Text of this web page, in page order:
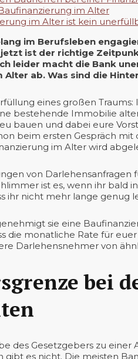
im Alter
im Alter ist kein
im Berufsleben
jetzt ist der richtige
leider macht die Bank
Alter ab. Was sind die
eines großen
bestehende Immobilie
bauen und dabei eure
beim ersten Gespräch
im Alter wird
von Darlehensanfragen
ist es, wenn ihr bald
ihr nicht mehr lange
sie eine
die monatliche Rate für
Darlehensnehmer von
bei
des Gesetzgebers zu
es nicht. Die meisten